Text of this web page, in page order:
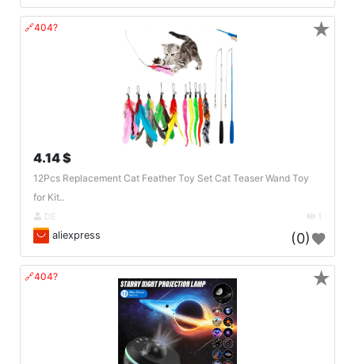
🔗404?
4.14 $
12Pcs Replacement Cat Feather Toy Set Cat Teaser Wand Toy
for Kit..
DE 1
aliexpress (0)
★
🔗404? ★